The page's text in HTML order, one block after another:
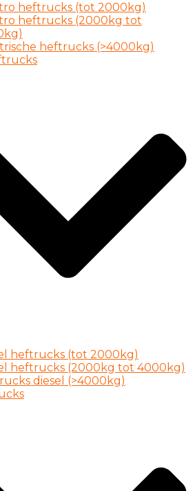
heftrucks (tot 2000kg)
heftrucks (2000kg tot
heftrucks (>4000kg)
heftrucks (tot 2000kg)
heftrucks (2000kg tot 4000kg)
diesel (>4000kg)